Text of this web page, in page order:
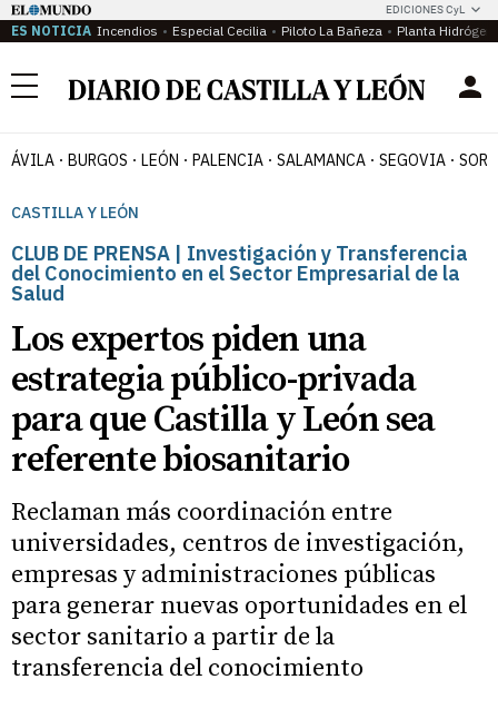
EDICIONES CyL
ES NOTICIA Incendios Especial Cecilia Piloto La Bañeza Planta
Menú
ÁVILA BURGOS LEÓN PALENCIA SALAMANCA SEGOVIA
CASTILLA Y LEÓN
CLUB DE PRENSA | Investigación y Transferencia
del Conocimiento en el Sector Empresarial de la
Salud
Los expertos piden una
estrategia público-privada
para que Castilla y León sea
referente biosanitario
Reclaman más coordinación entre
universidades, centros de investigación,
empresas y administraciones públicas
para generar nuevas oportunidades en el
sector sanitario a partir de la
transferencia del conocimiento